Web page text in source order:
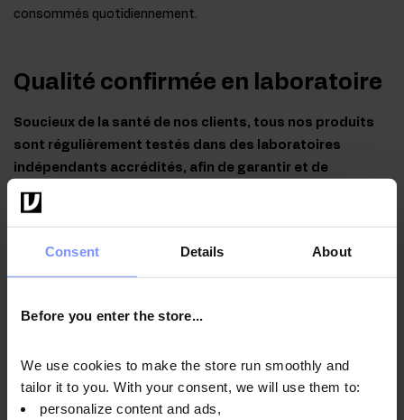
Consent Details About
Before you enter the store...
We use cookies to make the store run smoothly and
tailor it to you. With your consent, we will use them to:
personalize content and ads,
consommés quotidiennement.
Qualité confirmée en laboratoire
Soucieux de la santé de nos clients, tous nos produits
sont régulièrement testés dans des laboratoires
indépendants accrédités, afin de garantir et de
maintenir la plus haute qualité.
microbiologique 20.07.2026